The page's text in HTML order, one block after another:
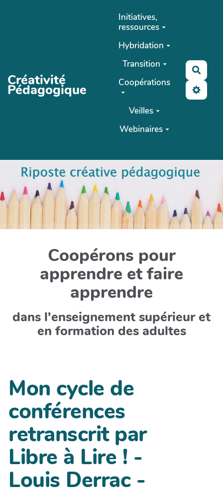
Créativité
Pédagogique
Initiatives,
ressources
Hybridation
Transition
Coopérations
Veilles
Webinaires
Coopérons pour
apprendre et faire
apprendre
dans l'enseignement supérieur et
en formation des adultes
Mon cycle de
conférences
retranscrit par
Libre à Lire ! -
Louis Derrac -